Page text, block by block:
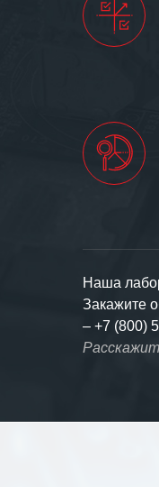
Наша
Закажите
– +7 (800)